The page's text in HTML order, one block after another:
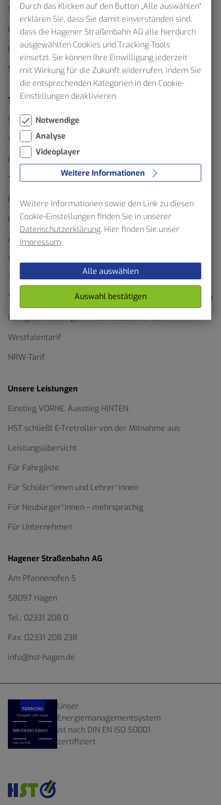
Sommerfahrplan 2026
Linienfahrpläne
Haltestellenskizzen
Schülerverkehr
Ticketfinder
Schluss mit Waben Wirrwarr
Verkehrserhebung im Verbundgebiet – VRR bittet
Fahrgäste um Mithilfe
Ticketfinder
Formulare und Anträge
HST App
Abo-Onlineshop
Wo gibt es Tickets zu kaufen?
Tarifgebiete, Regionen & Preisstufen
Tarifbestimmungen, Beförderungs- und Abobedingungen
Fahrgasterhebungen in den Bussen der HST
Westfalentarif
NRW-Tarif
Unsere Leistungen
Einstieg VORNE. Ausstieg HINTEN.
HST schließt E-Tretroller von der Mitnahme aus
Leistungsübersicht
Für Fahrgäste
Für Schüler*innen und Lehrer*innen
Für Neubürger*innen – mehrsprachig
Für Unternehmen
Hagener Straßenbahn AG
Am Pfannenofen 5
58097 Hagen
Tel.: 02331 208 0
Fax: 02331 208 238
info@hst-hagen.de
Unser
Energiemanagementsystem
ist nach DIN EN ISO 50001
zertifiziert.
Durch das Klicken auf den Button „Alle auswählen"
erklären Sie, dass Sie damit einverstanden sind,
dass die Hagener Straßenbahn AG alle hierdurch
ausgewählten Cookies und Tracking-Tools
einsetzt. Sie können Ihre Einwilligung jederzeit
mit Wirkung für die Zukunft widerrufen, indem Sie
die entsprechenden Kategorien in den Cookie-
Einstellungen deaktivieren.
Notwendige
Analyse
Videoplayer
Weitere Informationen
Weitere Informationen sowie den Link zu diesen
Cookie-Einstellungen finden Sie in unserer
Datenschutzerklärung. Hier finden Sie unser
Impressum.
Alle auswählen
Auswahl bestätigen